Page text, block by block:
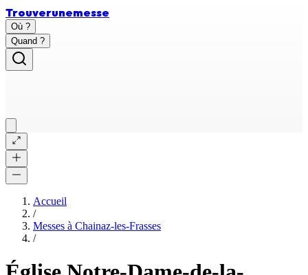
Trouverunemesse
Où ?
Quand ?
Accueil
/
Messes à Chainaz-les-Frasses
/